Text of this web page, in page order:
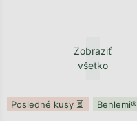
Zobraziť
všetko
Posledné kusy ⏳ Benlemi®